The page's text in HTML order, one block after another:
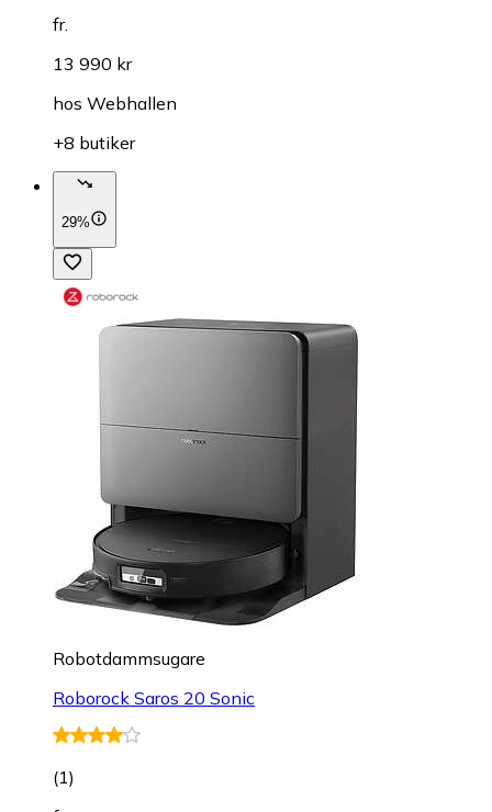
fr.
13 990 kr
hos Webhallen
+8 butiker
29%
Robotdammsugare
Roborock Saros 20 Sonic
(1)